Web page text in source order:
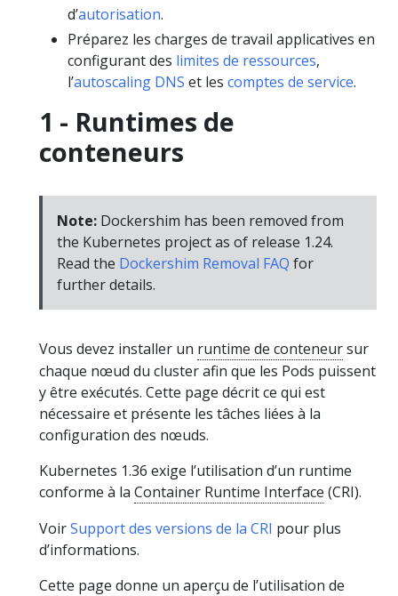
d’autorisation.
Préparez les charges de travail applicatives en
configurant des limites de ressources,
l’autoscaling DNS et les comptes de service.
1 - Runtimes de
conteneurs
Note: Dockershim has been removed from
the Kubernetes project as of release 1.24.
Read the Dockershim Removal FAQ for
further details.
Vous devez installer un runtime de conteneursur
chaque nœud du cluster afin que les Pods puissent
y être exécutés. Cette page décrit ce qui est
nécessaire et présente les tâches liées à la
configuration des nœuds.
Kubernetes 1.36 exige l’utilisation d’un runtime
conforme à la Container Runtime Interface (CRI).
VoirSupport des versions de la CRI pour plus
d’informations.
Cette page donne un aperçu de l’utilisation de